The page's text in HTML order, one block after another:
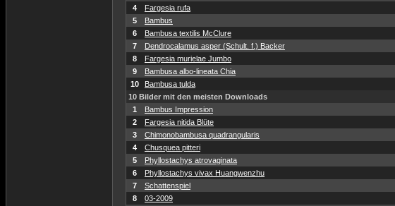
4
Fargesia rufa
5
Bambus
6
Bambusa textilis McClure
7
Dendrocalamus asper (Schult. f.) Backer
8
Fargesia murielae Jumbo
9
Bambusa albo-lineata Chia
10
Bambusa tulda
10 Bilder mit den meisten Downloads
1
Bambus Impression
2
Fargesia nitida Blüte
3
Chimonobambusa quadrangularis
4
Chusquea pitteri
5
Phyllostachys atrovaginata
6
Phyllostachys vivax Huangwenzhu
7
Schattenspiel
8
03-2009